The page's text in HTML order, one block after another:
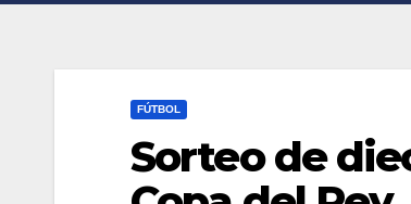
FÚTBOL
Sorteo de